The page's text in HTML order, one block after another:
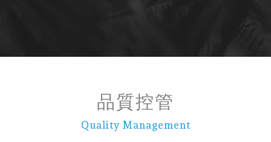
品質控管
Quality Management